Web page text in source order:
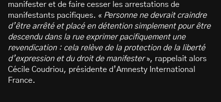
manifester et de faire cesser les arrestations de
manifestants pacifiques. « Personne ne devrait craindre
d’être arrêté et placé en détention simplement pour être
descendu dans la rue exprimer pacifiquement une
revendication : cela relève de la protection de la liberté
d’expression et du droit de manifester», rappelait alors
Cécile Coudriou, présidente d’Amnesty International
France.